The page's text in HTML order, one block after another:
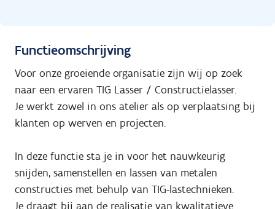
Functieomschrijving
Voor onze groeiende organisatie zijn wij op zoek
naar een ervaren TIG Lasser / Constructielasser.
Je werkt zowel in ons atelier als op verplaatsing bij
klanten op werven en projecten.
In deze functie sta je in voor het nauwkeurig
snijden, samenstellen en lassen van metalen
constructies met behulp van TIG-lastechnieken.
Je draagt bij aan de realisatie van kwalitatieve